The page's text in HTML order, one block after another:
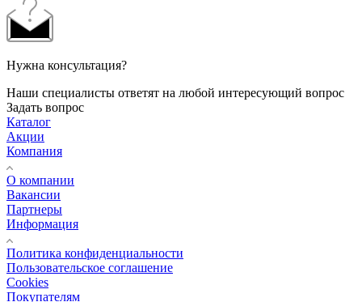
Нужна консультация?
Наши специалисты ответят на любой интересующий вопрос
Задать вопрос
Каталог
Акции
Компания
О компании
Вакансии
Партнеры
Информация
Политика конфиденциальности
Пользовательское соглашение
Cookies
Покупателям